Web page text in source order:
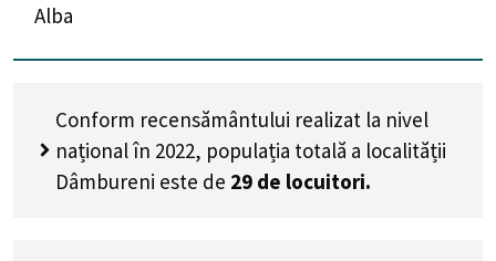
Alba
Conform recensământului realizat la nivel
național în 2022, populația totală a localității
Dâmbureni este de 29 de locuitori.